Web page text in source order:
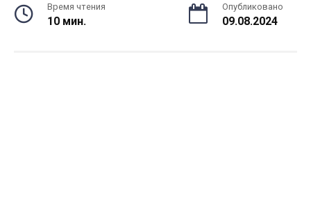
Время чтения
10 мин.
Опубликовано
09.08.2024